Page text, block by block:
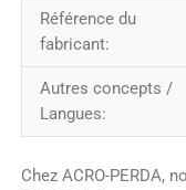
Référence du
fabricant:
Autres concepts /
Langues:
Chez ACRO-PERDA,